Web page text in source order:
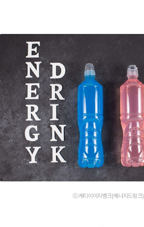
ⓒ게티이미지뱅크(에너지드링크)